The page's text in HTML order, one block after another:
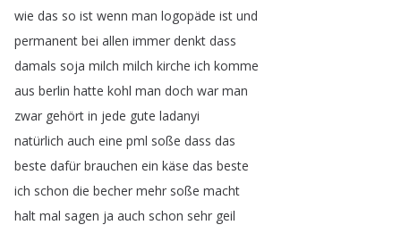
wie das so ist wenn man logopäde ist und
permanent bei allen immer denkt dass
damals soja milch milch kirche ich komme
aus berlin hatte kohl man doch war man
zwar gehört in jede gute ladanyi
natürlich auch eine pml soße dass das
beste dafür brauchen ein käse das beste
ich schon die becher mehr soße macht
halt mal sagen ja auch schon sehr geil